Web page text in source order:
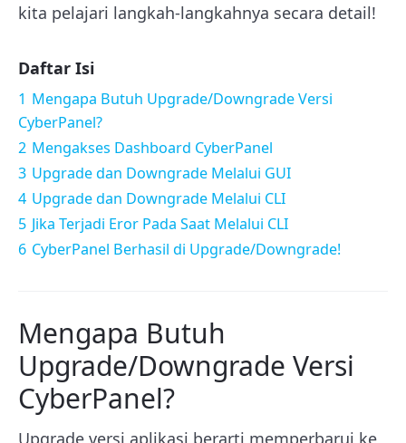
kita pelajari langkah-langkahnya secara detail!
Daftar Isi
1 Mengapa Butuh Upgrade/Downgrade Versi
CyberPanel?
2 Mengakses Dashboard CyberPanel
3 Upgrade dan Downgrade Melalui GUI
4 Upgrade dan Downgrade Melalui CLI
5 Jika Terjadi Eror Pada Saat Melalui CLI
6 CyberPanel Berhasil di Upgrade/Downgrade!
Mengapa Butuh
Upgrade/Downgrade Versi
CyberPanel?
Upgrade versi aplikasi berarti memperbarui ke